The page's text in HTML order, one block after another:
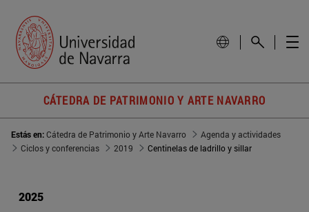
CÁTEDRA DE PATRIMONIO Y ARTE NAVARRO
Estás en:Cátedra de Patrimonio y Arte Navarro
Agenda y actividades
Ciclos y conferencias
2019 Centinelas de ladrillo y sillar
2025